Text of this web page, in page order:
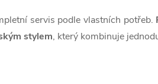
servis podle vlastních potřeb.
stylem, který kombinuje